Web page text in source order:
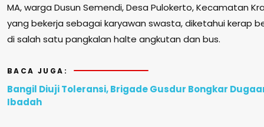
MA, warga Dusun Semendi, Desa Pulokerto, Kecamatan
yang bekerja sebagai karyawan swasta, diketahui kerap
di salah satu pangkalan halte angkutan dan bus.
BACA JUGA:
Bangil Diuji Toleransi, Brigade Gusdur Bongkar
Ibadah